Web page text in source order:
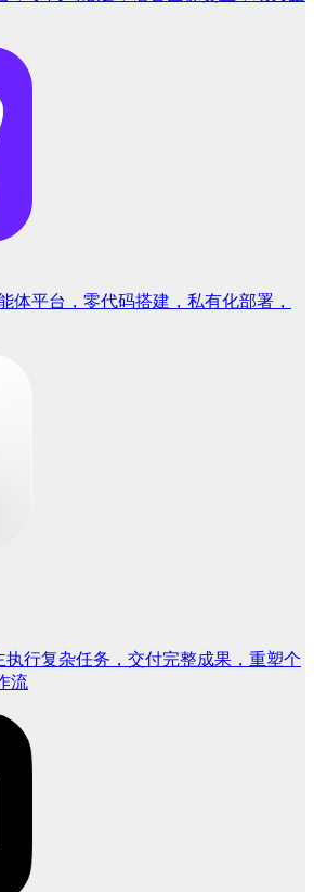
体平台，零代码搭建，私有化部署，
执行复杂任务，交付完整成果，重塑个
流